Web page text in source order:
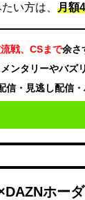
い方は、 月額
戦、CSまで余さ
ンタリーやバズ
信・見逃し配信
ホー